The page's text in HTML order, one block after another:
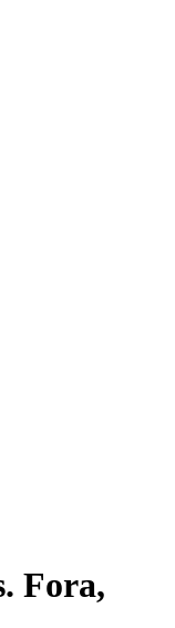
Fora,